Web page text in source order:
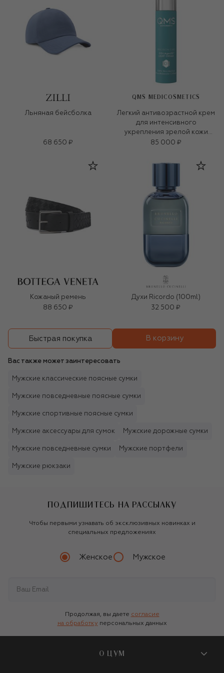
Льняная бейсболка
68 650 ₽
QMS MEDICOSMETICS
Легкий антивозрастной крем
для интенсивного
укрепления зрелой кожи
«3D-коллаген» (50ml)
85 000 ₽
Кожаный ремень
88 650 ₽
Духи Ricordo (100ml)
32 500 ₽
Быстрая покупка В корзину
Вас также может заинтересовать
Мужские классические поясные сумки
Мужские повседневные поясные сумки
Мужские спортивные поясные сумки
Мужские аксессуары для сумок Мужские дорожные сумки
Мужские повседневные сумки Мужские портфели
Мужские рюкзаки
ПОДПИШИТЕСЬ НА РАССЫЛКУ
Чтобы первыми узнавать об эксклюзивных новинках и
специальных предложениях
Женское Мужское
Продолжая, вы даете согласие
на обработку персональных данных
О ЦУМ